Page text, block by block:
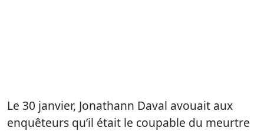
Le 30 janvier, Jonathann Daval avouait aux
enquêteurs qu’il était le coupable du meurtre